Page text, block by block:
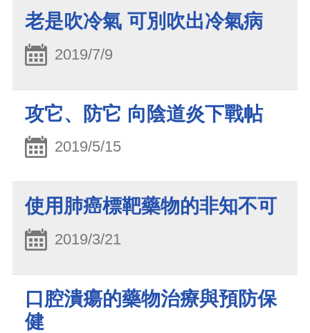
老是吹冷氣 可別吹出冷氣病
2019/7/9
攻它、防它 向陰道炎下戰帖
2019/5/15
使用肺癌標靶藥物的非知不可
2019/3/21
口腔潰瘍的藥物治療與預防保
健